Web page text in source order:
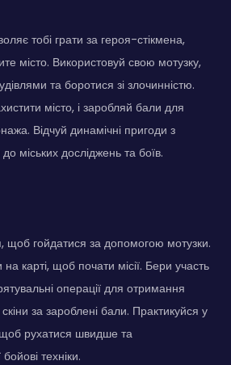
тобі грати за героя-стікмена,
місто. Використовуй свою мотузку,
та боротися зі злочинністю.
місто, і заробляй бали для
Відчуй динамічні пригоди з
міських досліджень та боїв.
щоб гойдатися за допомогою мотузки.
карті, щоб почати місії. Бери участь
операції для отримання
за зароблені бали. Практикуйся у
щоб рухатися швидше та
техніки.